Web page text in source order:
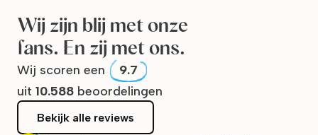
Wij zijn blij met onze
fans. En zij met ons.
Wij scoren een
9.7
uit 10.588 beoordelingen
Bekijk alle reviews